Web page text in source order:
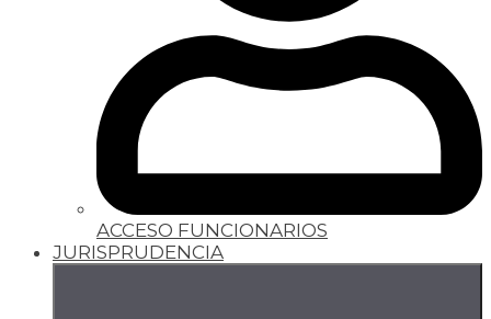
ACCESO FUNCIONARIOS
JURISPRUDENCIA